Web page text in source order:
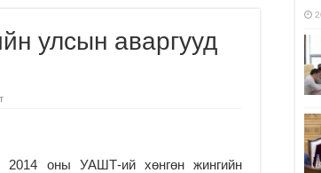
улсын аваргууд
2014 оны УАШТ-ий хөнгөн жингийн